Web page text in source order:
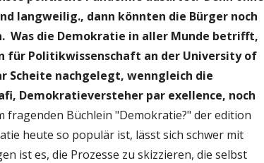
langweilig., dann könnten die Bürger noch
Was die Demokratie in aller Munde betrifft,
für Politikwissenschaft an der University of
Scheite nachgelegt, wenngleich die
Demokratieversteher par exellence, noch
fragenden Büchlein "Demokratie?" der edition
heute so populär ist, lässt sich schwer mit
ist es, die Prozesse zu skizzieren, die selbst